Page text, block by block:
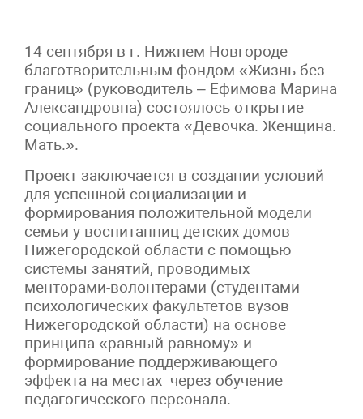
14 сентября в г. Нижнем Новгороде
благотворительным фондом «Жизнь без
границ» (руководитель – Ефимова Марина
Александровна) состоялось открытие
социального проекта «Девочка. Женщина.
Мать.».
Проект заключается в создании условий
для успешной социализации и
формирования положительной модели
семьи у воспитанниц детских домов
Нижегородской области с помощью
системы занятий, проводимых
менторами-волонтерами (студентами
психологических факультетов вузов
Нижегородской области) на основе
принципа «равный равному» и
формирование поддерживающего
эффекта на местах через обучение
педагогического персонала.